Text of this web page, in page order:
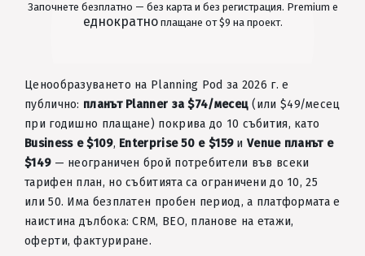
Започнете безплатно — без карта и без регистрация. Premium е
еднократноплащане от $9 на проект.
Ценообразуването на Planning Pod за 2026 г. е
публично: планът Planner за $74/месец (или $49/месец
при годишно плащане) покрива до 10 събития, като
Business е $109, Enterprise 50 е $159иVenue планът е
$149— неограничен брой потребители във всеки
тарифен план, но събитията са ограничени до 10, 25
или 50. Има безплатен пробен период, а платформата е
наистина дълбока: CRM, BEO, планове на етажи,
оферти, фактуриране.